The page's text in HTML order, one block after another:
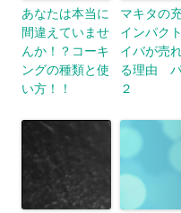
あなたは本当に
間違えていませ
んか！？コーキ
ングの種類と使
い方！！
マキタの
インパク
イバが売
る理由
２